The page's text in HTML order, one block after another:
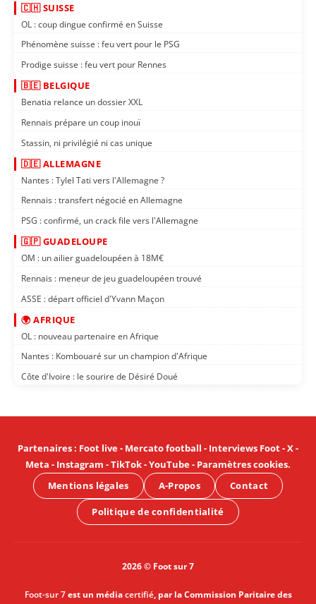
🇨🇭 SUISSE
OL : coup dingue confirmé en Suisse
Phénomène suisse : feu vert pour le PSG
Prodige suisse : feu vert pour Rennes
🇧🇪 BELGIQUE
Benatia relance un dossier XXL
Rennais prépare un coup inouï
Stassin, ni privilégié ni cas unique
🇩🇪 ALLEMAGNE
Nantes : Tylel Tati vers l'Allemagne ?
Rennais : transfert négocié en Allemagne
PSG : confirmé, un crack file vers l'Allemagne
🇬🇵 GUADELOUPE
OM : un ailier guadeloupéen à 18M€
Rennais : meneur de jeu guadeloupéen trouvé
ASSE : départ officiel d'Yvann Maçon
🌍 AFRIQUE
OL : nouveau partenaire en Afrique
Nantes : Kombouaré sur un champion d'Afrique
Côte d'Ivoire : le sourire de Désiré Doué
Partenaires: Foot live- Mercato football - Interviews Foot-X-
Meta - Instagram -TikTok-YouTube- Paramètres cookies.
Mentions légales
A-Propos Contact
Politique de confidentialité
2026 © Foot sur 7
Foot-sur 7est un médiacertifié, par la Commission Paritaire des